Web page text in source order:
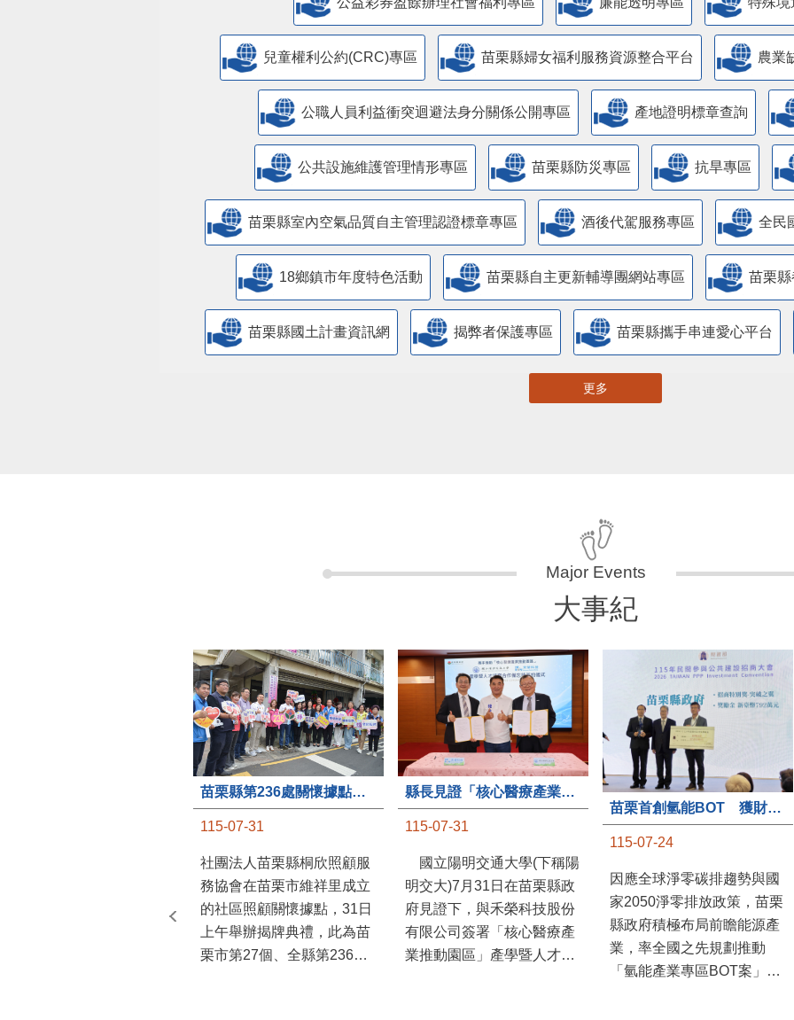
兒童權利公約(CRC)專區 苗栗縣婦女福利服務資源整合平台 農業
公職人員利益衝突迴避法身分關係公開專區 產地證明標章查詢
​公共設施維護管理情形專區 苗栗縣防災專區 抗旱專區
苗栗縣室內空氣品質自主管理認證標章專區 酒後代駕服務專區 全民
18鄉鎮市年度特色活動 苗栗縣自主更新輔導團網站專區 苗栗
苗栗縣國土計畫資訊網 揭弊者保護專區 苗栗縣攜手串連愛心平台
更多
大事紀
苗栗縣第236處關懷據點在苗栗市維祥里揭牌
115-07-31
社團法人苗栗縣桐欣照顧服
務協會在苗栗市維祥里成立
的社區照顧關懷據點，31日
上午舉辦揭牌典禮，此為苗
栗市第27個、全縣第236處
縣長見證「核心醫療產業推動園區」產學合作簽約儀式
115-07-31
國立陽明交通大學(下稱陽
明交大)7月31日在苗栗縣政
府見證下，與禾榮科技股份
有限公司簽署「核心醫療產
業推動園區」產學暨人才培
苗栗首創氫能BOT 獲財政部「突破之翼」肯定
115-07-24
因應全球淨零碳排趨勢與國
家2050淨零排放政策，苗栗
縣政府積極布局前瞻能源產
業，率全國之先規劃推動
「氫能產業專區BOT案」，